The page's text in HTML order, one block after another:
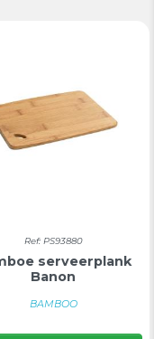
Ref: PS93880
serveerplank
Banon
BAMBOO